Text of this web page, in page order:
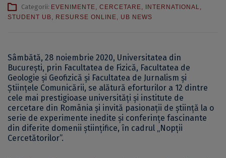
Categorii: EVENIMENTE, CERCETARE, INTERNATIONAL,
STUDENT UB, RESURSE ONLINE, UB NEWS
Sâmbătă, 28 noiembrie 2020, Universitatea din
București, prin Facultatea de Fizică, Facultatea de
Geologie și Geofizică și Facultatea de Jurnalism și
Științele Comunicării, se alătură eforturilor a 12 dintre
cele mai prestigioase universități și institute de
cercetare din România și invită pasionații de știință la o
serie de experimente inedite și conferințe fascinante
din diferite domenii științifice, în cadrul „Nopții
Cercetătorilor”.